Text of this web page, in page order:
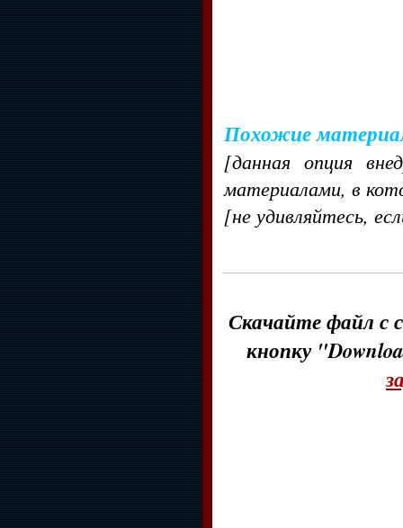
Похожие
[данная опция
материалами, в
[не удивляйтесь,
Скачайте файл с
кнопку